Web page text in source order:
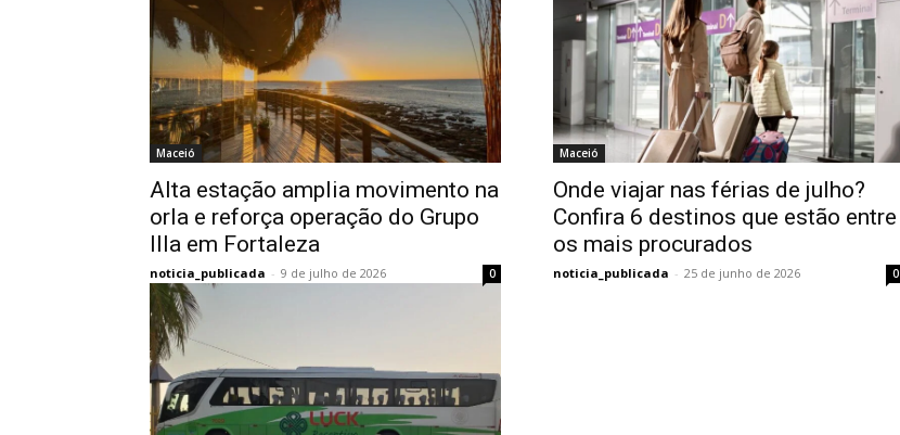
Maceió
Alta estação amplia movimento na
orla e reforça operação do Grupo
Illa em Fortaleza
noticia_publicada - 9 de julho de 2026 0
Maceió
Onde viajar nas férias de julho?
Confira 6 destinos que estão entre
os mais procurados
noticia_publicada - 25 de junho de 2026 0